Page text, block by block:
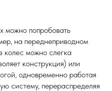
можно попробовать
на переднеприводном
колес можно слегка
конструкция) или
одновременно работая
систему, перераспределяя